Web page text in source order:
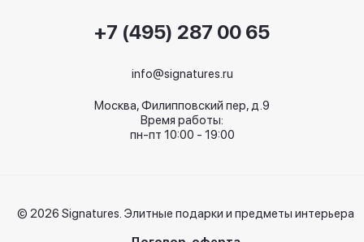
+7 (495) 287 00 65
info@signatures.ru
Москва, Филипповский пер, д.9
Время работы:
пн-пт 10:00 - 19:00
© 2026 Signatures. Элитные подарки и предметы интерьера